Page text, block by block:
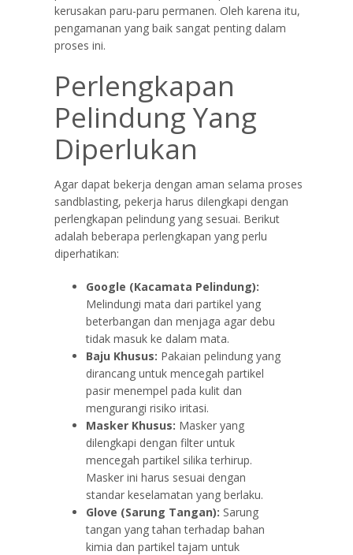
kerusakan paru-paru permanen. Oleh karena itu,
pengamanan yang baik sangat penting dalam
proses ini.
Perlengkapan
Pelindung Yang
Diperlukan
Agar dapat bekerja dengan aman selama proses
sandblasting, pekerja harus dilengkapi dengan
perlengkapan pelindung yang sesuai. Berikut
adalah beberapa perlengkapan yang perlu
diperhatikan:
Google (Kacamata Pelindung):
Melindungi mata dari partikel yang
beterbangan dan menjaga agar debu
tidak masuk ke dalam mata.
Baju Khusus: Pakaian pelindung yang
dirancang untuk mencegah partikel
pasir menempel pada kulit dan
mengurangi risiko iritasi.
Masker Khusus: Masker yang
dilengkapi dengan filter untuk
mencegah partikel silika terhirup.
Masker ini harus sesuai dengan
standar keselamatan yang berlaku.
Glove (Sarung Tangan): Sarung
tangan yang tahan terhadap bahan
kimia dan partikel tajam untuk